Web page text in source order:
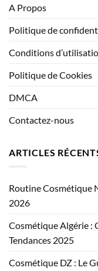
A Propos
Politique de
Conditions
Politique de Cookies
DMCA
Contactez-nous
ARTICLES
Routine Cosmétique
2026
Cosmétique Algérie :
Tendances 2025
Cosmétique DZ : Le